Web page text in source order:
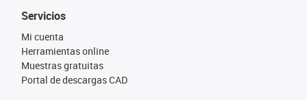
Servicios
Mi cuenta
Herramientas online
Muestras gratuitas
Portal de descargas CAD